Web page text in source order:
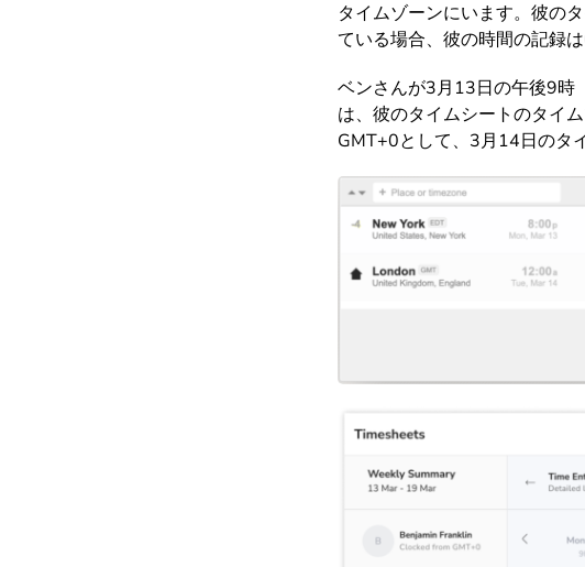
タイムゾーンにいます。彼の
ている場合、彼の時間の記録
ベンさんが3月13日の午後9時
は、彼のタイムシートのタイ
GMT+0として、3月14日のタ